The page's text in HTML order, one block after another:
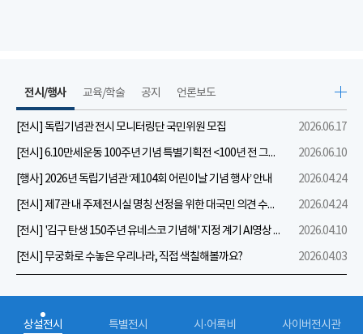
전시/행사
[전시] 독립기념관 전시 모니터링단 국민위원 모집
2026.06.17
[전시] 6.10만세운동 100주년 기념 특별기획전 <100년 전 그날을 보다: 6.10만세운동>
2026.06.10
[행사] 2026년 독립기념관 ‘제104회 어린이날 기념 행사’ 안내
2026.04.24
[전시] 제7관 내 주제전시실 명칭 선정을 위한 대국민 의견 수렴 실시
2026.04.24
[전시] '김구 탄생 150주년 유네스코 기념해' 지정 계기 AI영상 국민공모 개최 안내
2026.04.10
[전시] 무궁화로 수놓은 우리나라, 직접 색칠해볼까요?
2026.04.03
교육/학술 공지 언론보도
상설전시 특별전시 시·어록비 사이버전시관